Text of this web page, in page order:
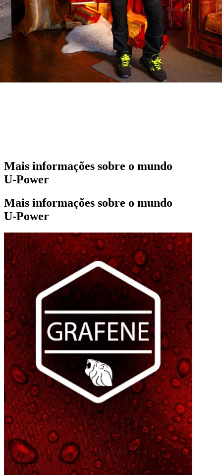
Mais informações sobre o mundo
U‑Power
Mais informações sobre o mundo
U‑Power